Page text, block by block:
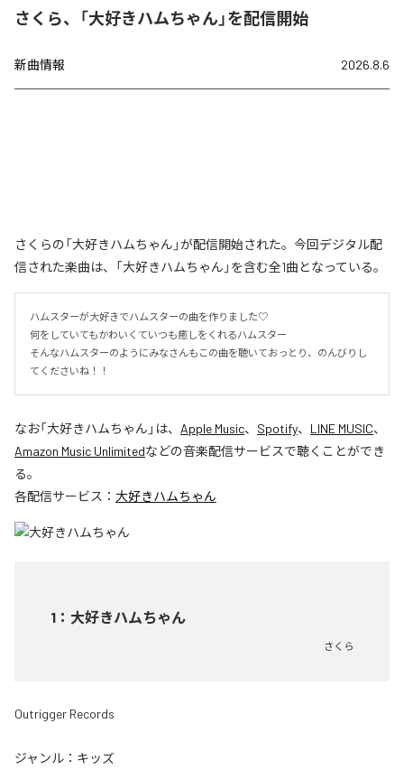
さくら、「大好きハムちゃん」を配信開始
新曲情報 2026.8.6
さくらの「大好きハムちゃん」が配信開始された。今回デジタル配
信された楽曲は、「大好きハムちゃん」を含む全1曲となっている。
ハムスターが大好きでハムスターの曲を作りました♡
何をしていてもかわいくていつも癒しをくれるハムスター
そんなハムスターのようにみなさんもこの曲を聴いておっとり、のんびりし
てくださいね！！
なお「大好きハムちゃん 」は、 Apple Music、 Spotify、 LINE MUSIC、
Amazon Music Unlimitedなどの音楽配信サービスで聴くことができ
る。
各配信サービス： 大好きハムちゃん
1 ： 大好きハムちゃん
さくら
Outrigger Records
ジャンル： キッズ